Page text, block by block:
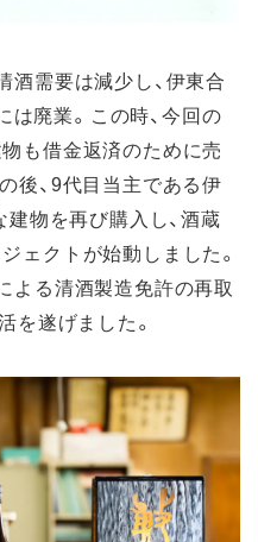
酒需要は減少し、伊東合
は廃業。この時、今回の
も借金返済のために売
後、9代目当主である伊
物を再び購入し、酒蔵
ェクトが始動しました。
よる清酒製造免許の再取
を遂げました。